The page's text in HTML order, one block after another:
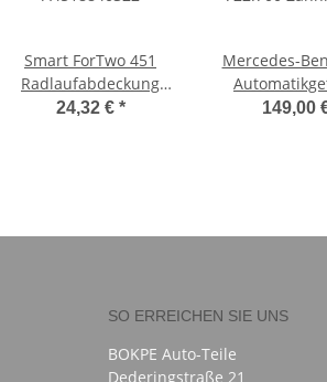
Smart ForTwo 451
Radlaufabdeckung
hinten links
24,32 € *
Mercedes-
722.700
149,00
SO ERREICHEN SIE UNS
BOKPE Auto-Teile
Dederingstraße 21